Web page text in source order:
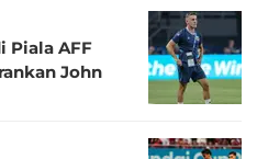
Piala AFF
John